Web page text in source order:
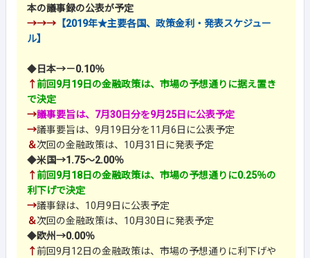
本の議事録の公表が予定
→→→ 【2019年★主要各国、政策金利・発表スケジュー
ル】
◆ 日本→－0.10％
↑前回9月19日の金融政策は、市場の予想通りに据え置き
で決定
→議事要旨は、7月30日分を9月25日に公表予定
→議事要旨は、9月19日分を11月6日に公表予定
＆次回の金融政策は、10月31日に発表予定
◆米国→1.75～2.00％
↑前回9月18日の金融政策は、市場の予想通りに0.25％の
利下げで決定
→議事録は、10月9日に公表予定
＆次回の金融政策は、10月30日に発表予定
◆欧州→0.00％
↑前回9月12日の金融政策は、市場の予想通りに利下げや